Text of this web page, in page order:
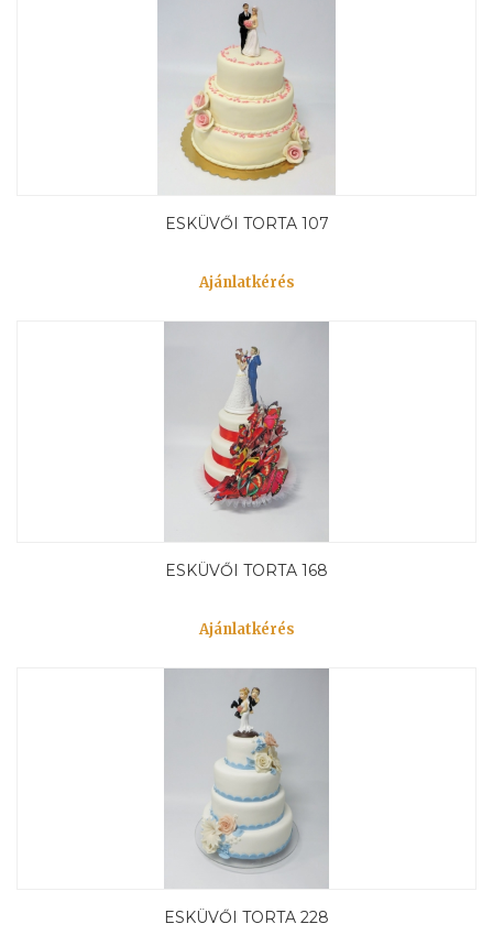
ESKÜVŐI TORTA 107
Ajánlatkérés
ESKÜVŐI TORTA 168
Ajánlatkérés
ESKÜVŐI TORTA 228